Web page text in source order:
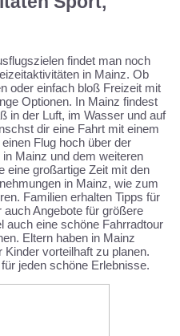
findet man noch
in Mainz. Ob
oder einfach bloß Freizeit mit
Optionen. In Mainz findest
in der Luft, im Wasser und auf
dir eine Fahrt mit einem
Flug hoch über der
Mainz und dem weiteren
eine großartige Zeit mit den
in Mainz, wie zum
Familien erhalten Tipps für
Angebote für größere
auch eine schöne Fahrradtour
Eltern haben in Mainz
vorteilhaft zu planen.
jeden schöne Erlebnisse.